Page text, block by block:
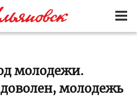
молодежи.
молодежь